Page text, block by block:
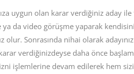
uygun olan karar verdiğiniz aday
ya da video görüşme yaparak
olur. Sonrasında nihai olarak
verdiğinizdeyse daha önce
işlemlerine devam edilerek hem